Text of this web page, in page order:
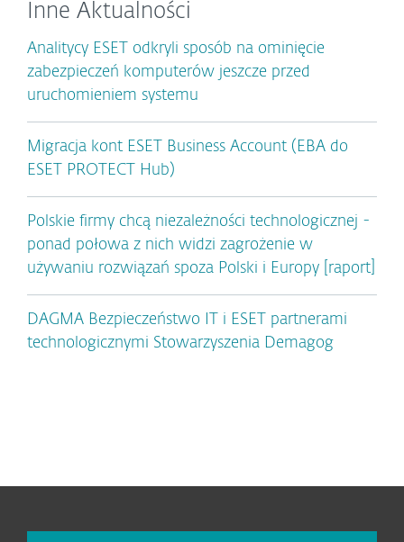
Inne Aktualności
Analitycy ESET odkryli sposób na ominięcie
zabezpieczeń komputerów jeszcze przed
uruchomieniem systemu
Migracja kont ESET Business Account (EBA do
ESET PROTECT Hub)
Polskie firmy chcą niezależności technologicznej -
ponad połowa z nich widzi zagrożenie w
używaniu rozwiązań spoza Polski i Europy [raport]
DAGMA Bezpieczeństwo IT i ESET partnerami
technologicznymi Stowarzyszenia Demagog